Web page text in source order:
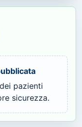
pazienti
sicurezza.